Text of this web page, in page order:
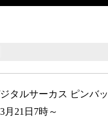
タルサーカス ピンバ
月21日7時～